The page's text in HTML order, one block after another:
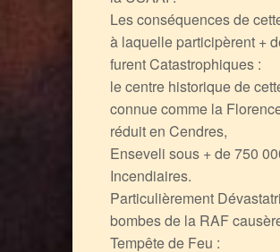
Les conséquences de
à laquelle participèrent +
furent Catastrophiques :
le centre historique de
connue comme la
réduit en Cendres,
Enseveli sous + de 750
Incendiaires.
Particulièrement
bombes de la RAF
Tempête de Feu :